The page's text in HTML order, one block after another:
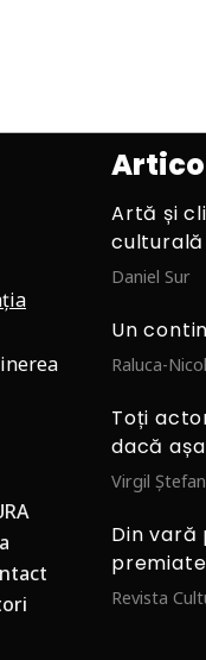
Artă și
Daniel Sur
Un
Raluca-
Toți
dacă
Virgil
Din vară
Revista